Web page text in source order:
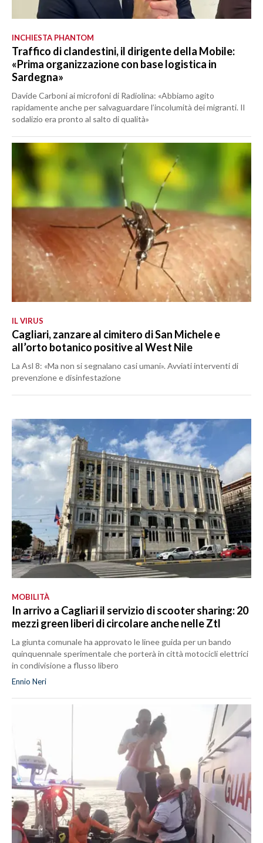
INCHIESTA PHANTOM
Traffico di clandestini, il dirigente della Mobile:
«Prima organizzazione con base logistica in
Sardegna»
Davide Carboni ai microfoni di Radiolina: «Abbiamo agito
rapidamente anche per salvaguardare l’incolumità dei migranti. Il
sodalizio era pronto al salto di qualità»
IL VIRUS
Cagliari, zanzare al cimitero di San Michele e
all’orto botanico positive al West Nile
La Asl 8: «Ma non si segnalano casi umani». Avviati interventi di
prevenzione e disinfestazione
MOBILITÀ
In arrivo a Cagliari il servizio di scooter sharing: 20
mezzi green liberi di circolare anche nelle Ztl
La giunta comunale ha approvato le linee guida per un bando
quinquennale sperimentale che porterà in città motocicli elettrici
in condivisione a flusso libero
Ennio Neri